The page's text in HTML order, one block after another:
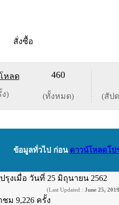
สั่งซื้อ
หลด
)
460
(ทั้งหมด) (สัป
ข้อมูลทั่วไป ก่อน ดาวน์โหลดโป
รุงเมื่อ วันที่ 25 มิถุนายน 2562
(Last Updated : June 25, 2019
ชม 9,226 ครั้ง